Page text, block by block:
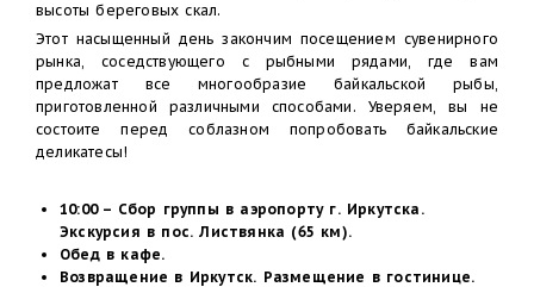
высоты береговых скал.
Этот насыщенный день закончим посещением сувенирного
рынка, соседствующего с рыбными рядами, где вам
предложат все многообразие байкальской рыбы,
приготовленной различными способами. Уверяем, вы не
состоите перед соблазном попробовать байкальские
деликатесы!
10:00 – Сбор группы в аэропорту г. Иркутска.
Экскурсия в пос. Листвянка (65 км).
Обед в кафе.
Возвращение в Иркутск. Размещение в гостинице.